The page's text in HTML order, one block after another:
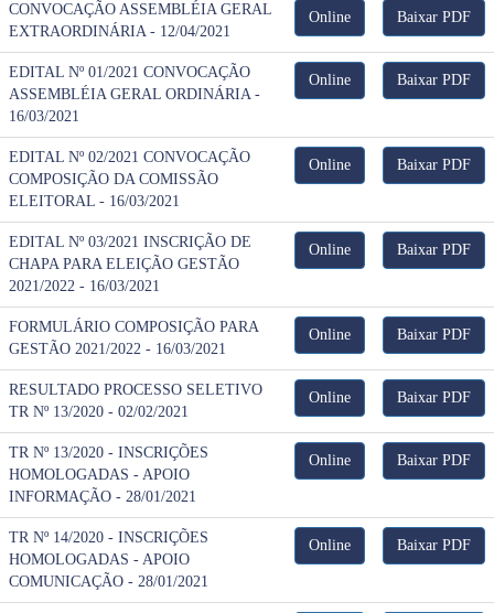
CONVOCAÇÃO ASSEMBLÉIA GERAL
EXTRAORDINÁRIA - 12/04/2021
Online Baixar PDF
EDITAL Nº 01/2021 CONVOCAÇÃO
ASSEMBLÉIA GERAL ORDINÁRIA -
16/03/2021
Online Baixar PDF
EDITAL Nº 02/2021 CONVOCAÇÃO
COMPOSIÇÃO DA COMISSÃO
ELEITORAL - 16/03/2021
Online Baixar PDF
EDITAL Nº 03/2021 INSCRIÇÃO DE
CHAPA PARA ELEIÇÃO GESTÃO
2021/2022 - 16/03/2021
Online Baixar PDF
FORMULÁRIO COMPOSIÇÃO PARA
GESTÃO 2021/2022 - 16/03/2021
Online Baixar PDF
RESULTADO PROCESSO SELETIVO
TR Nº 13/2020 - 02/02/2021
Online Baixar PDF
TR Nº 13/2020 - INSCRIÇÕES
HOMOLOGADAS - APOIO
INFORMAÇÃO - 28/01/2021
Online Baixar PDF
TR Nº 14/2020 - INSCRIÇÕES
HOMOLOGADAS - APOIO
COMUNICAÇÃO - 28/01/2021
Online Baixar PDF